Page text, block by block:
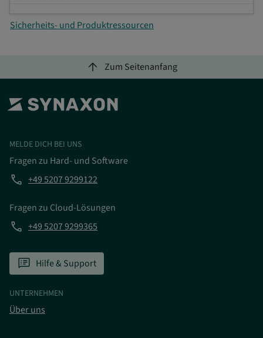
Sicherheits- und Produktressourcen
arrow_upward Zum Seitenanfang
MELDE DICH BEI UNS
Fragen zu Hard- und Software
phone +49 5207 9299122
Fragen zu Cloud-Lösungen
phone +49 5207 9299365
speaker_notes Hilfe & Support
UNTERNEHMEN
Über uns